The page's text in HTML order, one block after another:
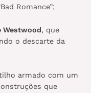
Romance”;
Westwood, que
o descarte da
armado com um
que